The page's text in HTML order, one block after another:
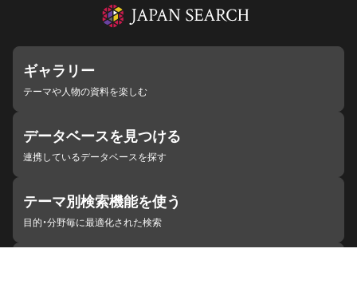
ギャラリー
テーマや人物の資料を楽しむ
データベースを見つける
連携しているデータベースを探す
テーマ別検索機能を使う
目的・分野毎に最適化された検索